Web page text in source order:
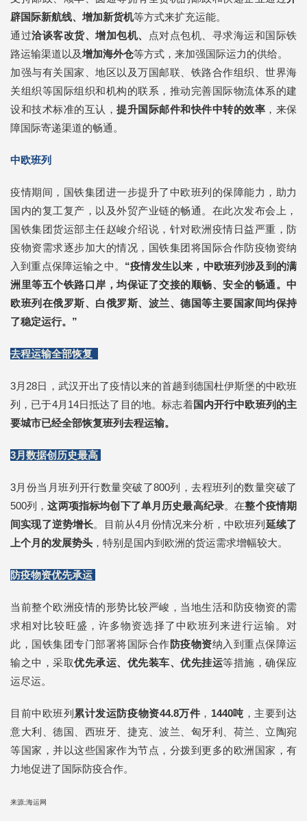
辟国际新航线、增加新货机等方式来扩充运能。
通过洽谈客改货、增加包机、
点对点包机、寻求海运和国际铁
路运输渠道以及增加海外仓等方式，来加强国际运力的供给。
加强与有关国家、地区以及万国邮联、铁路合作组织、世界海
关组织等国际组织和机构的联系，推动完善国际物流体系的建
设和技术标准的互认， 提升国际邮件和快件中转的效率 ，来保
障国际寄递渠道的畅通。
中欧班列
疫情期间，国铁集团进一步提升了中欧班列的保障能力，助力
国内的复工复产，以及外贸产业链的畅通。在此次发布会上，
国铁集团货运部主任赵峻介绍说，针对欧洲疫情日益严重，防
疫物资需求逐步加大的情况，国铁集团将国际合作防疫物资纳
入到重点保障运输之中。 “疫情发生以来，中欧班列涉及到的满
洲里等五个铁路口岸，均保证了交接的顺畅、安全的畅通。中
欧班列在俄罗斯、白俄罗斯、波兰、德国等主要国家间均保持
了稳定运行。”
去程运输全部恢复
3月28日，武汉开出了疫情以来的首趟到德国杜伊斯堡的中欧班
列，已于4月14日抵达了目的地。标志着国内开行中欧班列的主
要城市已经全部恢复班列去程运输。
3月数据创历史最高
3月份当月班列开行数量突破了800列，去程班列的数量突破了
500列，这两项指标均创下了单月历史最高纪录。在整个疫情期
间实现了逆势增长。目前从4月份情况来分析，中欧班列 延续了
上个月的发展势头 ，特别是国内到欧洲的货运需求增幅较大。
防疫物资优先承运
当前整个欧洲疫情的形势比较严峻，当地生活和防疫物资的需
求相对比较旺盛，许多物资选择了中欧班列来进行运输。对
此，国铁集团专门部署将国际合作防疫物资纳入到重点保障运
输之中，采取优先承运、优先装车、优先挂运等措施，确保应
运尽运。
目前中欧班列 累计发运防疫物资44.8万件 ， 1440吨 ，主要到达
意大利、德国、西班牙、捷克、波兰、匈牙利、荷兰、立陶宛
等国家，并以这些国家作为节点，分拨到更多的欧洲国家，有
力地促进了国际防疫合作。
来源;海运网